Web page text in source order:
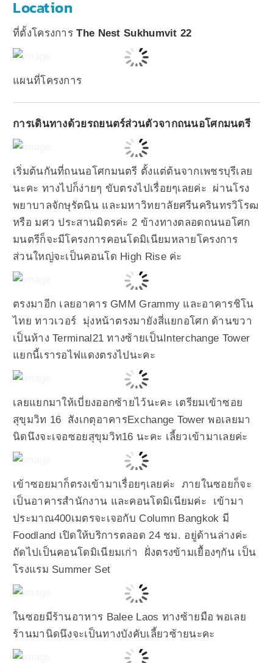
Location
ที่ตั้งโครงการThe Nest Sukhumvit 22
แผนที่โครงการ
การเดินทางด้วยรถยนตร์ส่วนตัวจากถนนอโศกมนตรี
เริ่มต้นกันที่ถนนอโศกมนตรี ตั้งแต่ต้นจากเพชรบุรีเลย
นะคะ ทางไปก็ง่ายๆ ขับตรงไปเรื่อยๆเลยค่ะ ผ่านโรง
พยาบาลจักษุรัตนิน และมหาวิทยาลัยศรีนครินทรวิโรฒ
หรือ มศว ประสานมิตรค่ะ 2 ข้างทางตลอดถนนอโศก
มนตรีก็จะมีโครงการคอนโดมิเนียมหลายโครงการ
ส่วนใหญ่จะเป็นคอนโด High Rise ค่ะ
ตรงมาอีก เลยอาคาร GMM Grammy และอาคารชิโน
ไทย ทาวเวอร์ มุ่งหน้าตรงมายังสี่แยกอโศก ด้านขวา
เป็นห้าง Terminal21 ทางซ้ายเป็นInterchange Tower
แยกนี้เรารอไฟแดงตรงไปนะคะ
เลยแยกมาให้เบี่ยงออกซ้ายไว้นะคะ เตรียมเข้าซอย
สุขุมวิท 16 สังเกตุอาคารExchange Tower พอเลยมา
นิดนึงจะเจอซอยสุขุมวิท16 นะคะ เลี้ยวเข้ามาเลยค่ะ
เข้าซอยมาก็ตรงเข้ามาเรื่อยๆเลยค่ะ ภายในซอยก็จะ
เป็นอาคารสำนักงาน และคอนโดมิเนียมค่ะ เข้ามา
ประมาณ400เมตรจะเจอกับ Column Bangkok มี
Foodland เปิดให้บริการตลอด 24 ชม. อยู่ด้านล่างค่ะ
ถัดไปเป็นคอนโดมิเนียมเก่า ฝั่งตรงข้ามเยื้องๆกัน เป็น
โรงแรม Summer Set
ในซอยมีร้านอาหาร Balee Laos ทางซ้ายมือ พอเลย
ร้านมานิดนึงจะเป็นทางบังคับเลี้ยวซ้ายนะคะ